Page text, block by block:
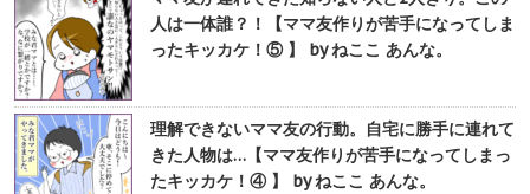
人は一体誰？！【ママ友作りが苦手になってしま
ったキッカケ！⑤ 】 by ねここ あんな。
理解できないママ友の行動。自宅に勝手に連れて
きた人物は…【ママ友作りが苦手になってしまっ
たキッカケ！④ 】 by ねここ あんな。